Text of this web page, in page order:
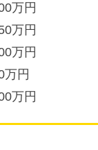
万円
万円
万円
万円
万円